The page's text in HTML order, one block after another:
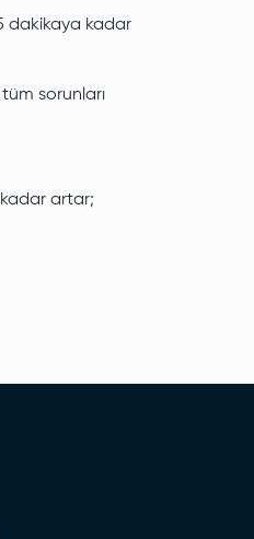
dakikaya kadar
sorunları
artar;